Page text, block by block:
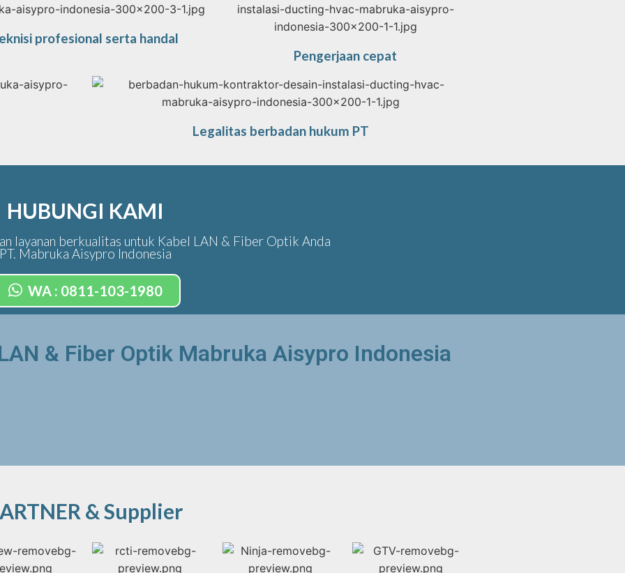
profesional serta handal
Pengerjaan cepat
Legalitas berbadan hukum PT
HUBUNGI KAMI
layanan berkualitas untuk Kabel LAN & Fiber Optik Anda
Mabruka Aisypro Indonesia
WA : 0811-103-1980
& Fiber Optik Mabruka Aisypro Indonesia
& Supplier